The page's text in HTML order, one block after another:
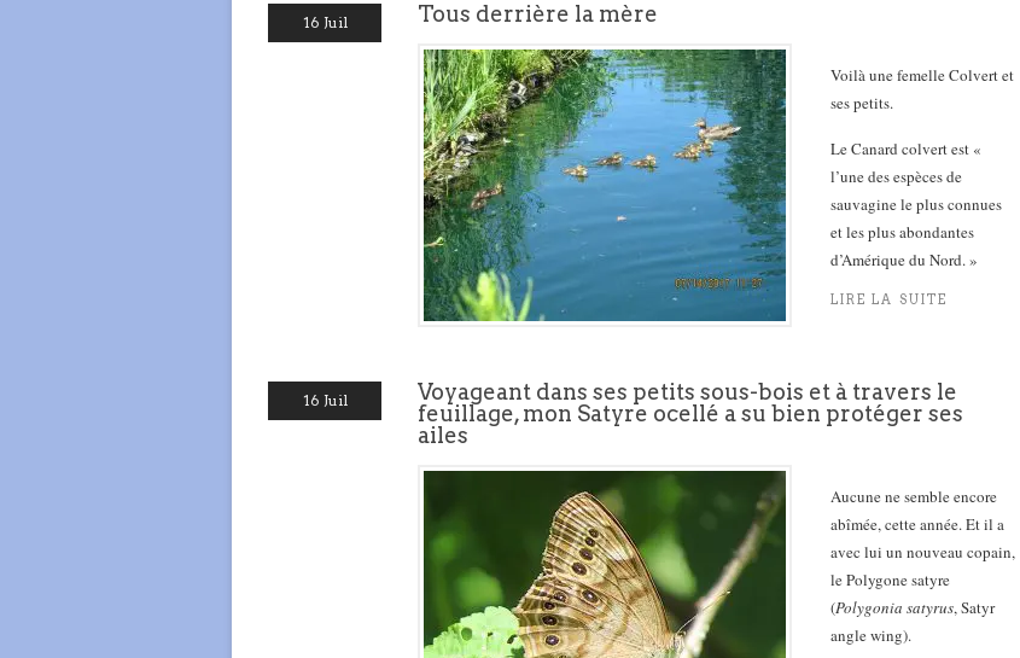
16 Juil Tous derrière la mère
Voilà une femelle Colvert et
ses petits.
Le Canard colvert est «
l’une des espèces de
sauvagine le plus connues
et les plus abondantes
d’Amérique du Nord. »
LIRE LA SUITE
16 Juil
Voyageant dans ses petits sous-bois et à travers le
feuillage, mon Satyre ocellé a su bien protéger ses
ailes
Aucune ne semble encore
abîmée, cette année. Et il a
avec lui un nouveau copain,
le Polygone satyre
(Polygonia satyrus, Satyr
angle wing).